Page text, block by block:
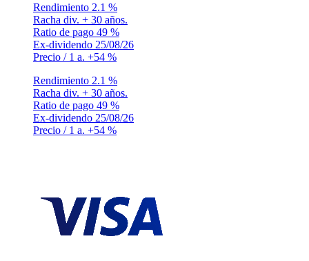
Rendimiento 2.1 %
Racha div. + 30 años.
Ratio de pago 49 %
Ex-dividendo 25/08/26
Precio / 1 a. +54 %
Rendimiento 2.1 %
Racha div. + 30 años.
Ratio de pago 49 %
Ex-dividendo 25/08/26
Precio / 1 a. +54 %